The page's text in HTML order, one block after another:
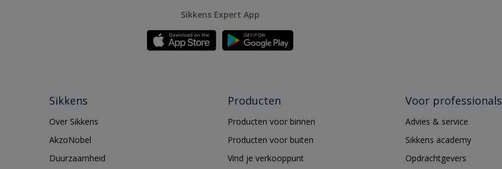
Sikkens Expert App
Sikkens
Over Sikkens
AkzoNobel
Duurzaamheid
Producten
Producten voor binnen
Producten voor buiten
Vind je verkooppunt
Voor professionals
Advies & service
Sikkens academy
Opdrachtgevers